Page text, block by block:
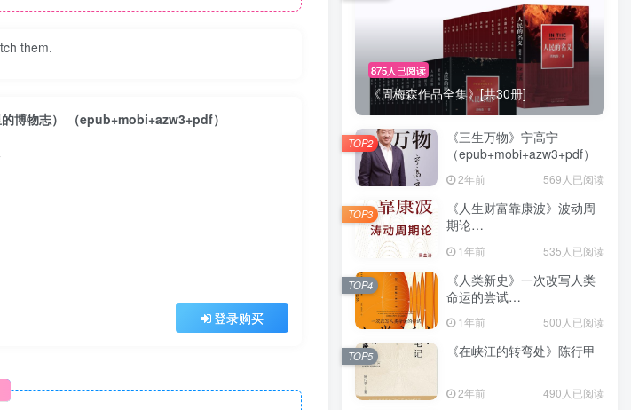
them.
博物志） （epub+mobi+azw3+pdf）
登录购买
875人已阅读
《周梅森作品全集》[共30册]
《三生万物》宁高宁
（epub+mobi+azw3+pdf）
2年前 569人已阅读
TOP2
《人生财富靠康波》波动周
期论
1年前 535人已阅读
TOP3
《人类新史》一次改写人类
命运的尝试
1年前 500人已阅读
TOP4
《在峡江的转弯处》陈行甲
2年前 490人已阅读
TOP5